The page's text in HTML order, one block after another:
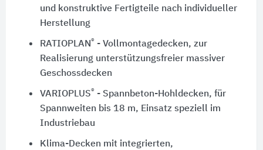
und konstruktive Fertigteile nach individueller
Herstellung
RATIOPLAN® - Vollmontagedecken, zur
Realisierung unterstützungsfreier massiver
Geschossdecken
VARIOPLUS® - Spannbeton-Hohldecken, für
Spannweiten bis 18 m, Einsatz speziell im
Industriebau
Klima-Decken mit integrierten,